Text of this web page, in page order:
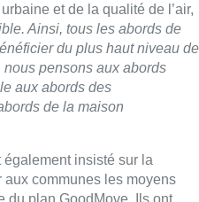
et de la qualité de l’air,
Ainsi, tous les abords de
du plus haut niveau de
pensons aux abords
aux abords des
de la maison
insisté sur la
aux communes les moyens
du plan GoodMove. Ils ont